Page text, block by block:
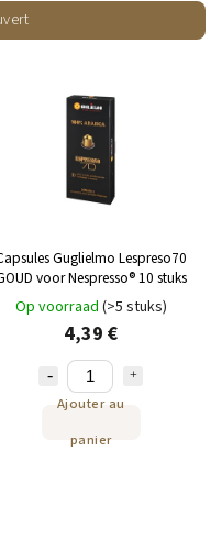
Guglielmo Lespreso70
voor Nespresso® 10 stuks
Op voorraad (>5 stuks)
4,39 €
Ajouter au
panier